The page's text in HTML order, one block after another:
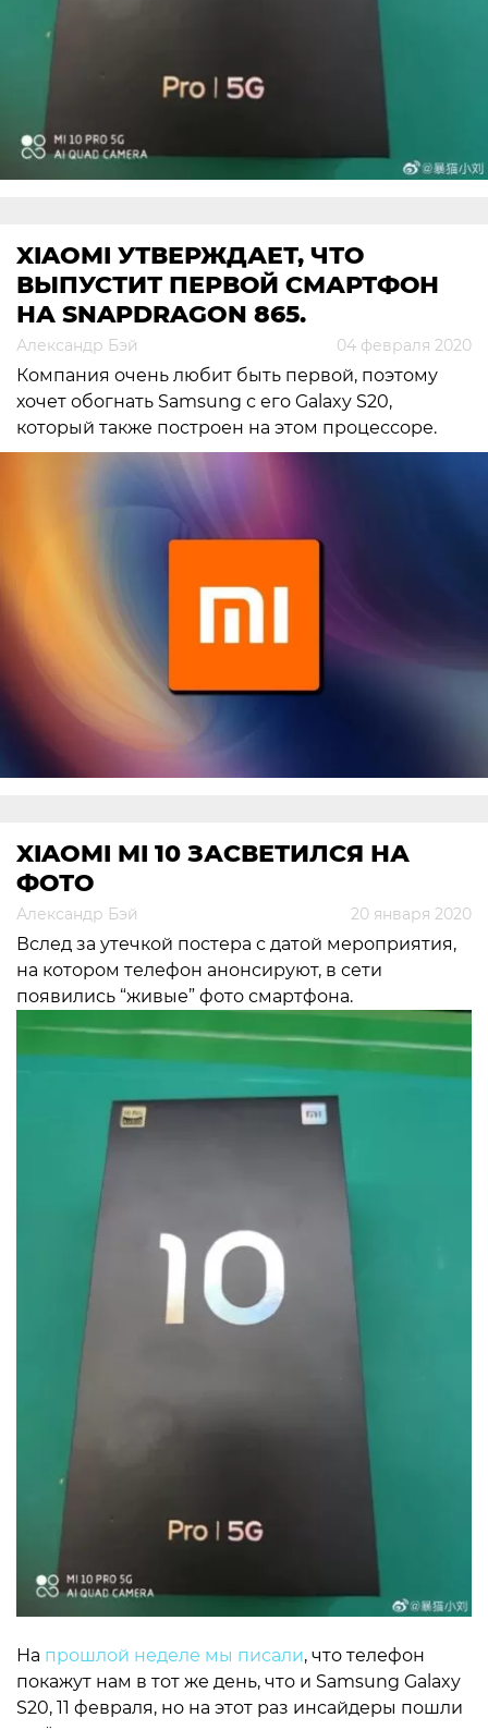
XIAOMI УТВЕРЖДАЕТ, ЧТО
ВЫПУСТИТ ПЕРВОЙ СМАРТФОН
НА SNAPDRAGON 865.
Александр Бэй 04 февраля 2020
Компания очень любит быть первой, поэтому
хочет обогнать Samsung с его Galаxy S20,
который также построен на этом процессоре.
XIAOMI MI 10 ЗАСВЕТИЛСЯ НА
ФОТО
Александр Бэй 20 января 2020
Вслед за утечкой постера с датой мероприятия,
на котором телефон анонсируют, в сети
появились “живые” фото смартфона.
На прошлой неделе мы писали, что телефон
покажут нам в тот же день, что и Samsung Galaxy
S20, 11 февраля, но на этот раз инсайдеры пошли